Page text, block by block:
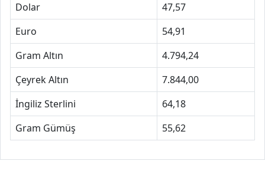
Dolar
47,57
Euro
54,91
Gram Altın
4.794,24
Çeyrek Altın
7.844,00
İngiliz Sterlini
64,18
Gram Gümüş
55,62